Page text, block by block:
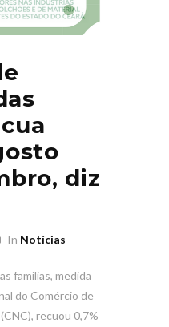
diz
In Notícias
famílias, medida
do Comércio de
recuou 0,7%